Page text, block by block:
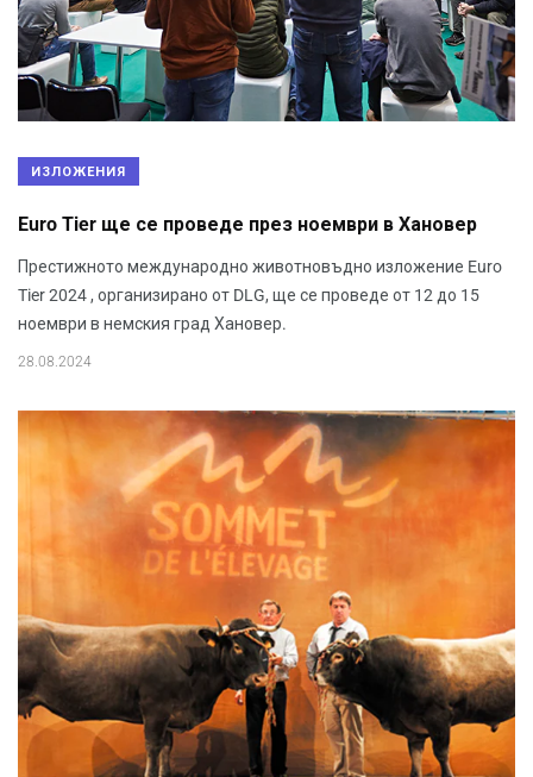
ИЗЛОЖЕНИЯ
Euro Tier ще се проведе през ноември в Хановер
Престижното международно животновъдно изложение Euro
Tier 2024 , организирано от DLG, ще се проведе от 12 до 15
ноември в немския град Хановер.
28.08.2024